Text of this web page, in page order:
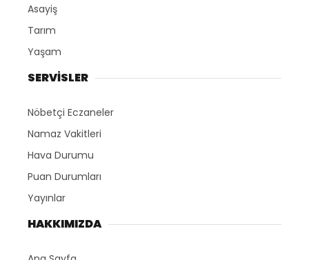
Asayiş
Tarım
Yaşam
SERVİSLER
Nöbetçi Eczaneler
Namaz Vakitleri
Hava Durumu
Puan Durumları
Yayınlar
HAKKIMIZDA